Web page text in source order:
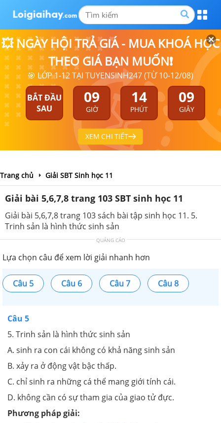
💥 NGÀY HỘI TRẢ GIÁ - MUA KHOÁ HỌC
THEO GIÁ BẠN MUỐN❗
🎯 LỚP 1-12 TẠI TUYENSINH247 (TỪ 10-12/08)
BẮT ĐẦU
SAU
09
GIỜ
14
PHÚT
09
GIÂY
XEM CHI TIẾT
Trang chủ Giải SBT Sinh học 11
Giải bài 5,6,7,8 trang 103 SBT sinh học 11
Giải bài 5,6,7,8 trang 103 sách bài tập sinh học 11. 5.
Trinh sản là hình thức sinh sản
QUẢNG CÁO
Lựa chọn câu để xem lời giải nhanh hơn
Câu 5 Câu 6 Câu 7 Câu 8
Câu 5
5. Trinh sản là hình thức sinh sản
A. sinh ra con cái không có khả năng sinh sản
B. xảy ra ở động vật bậc thấp.
C. chỉ sinh ra những cá thể mang giới tính cái.
D. không cần có sự tham gia của giao tử đực.
Phương pháp giải: